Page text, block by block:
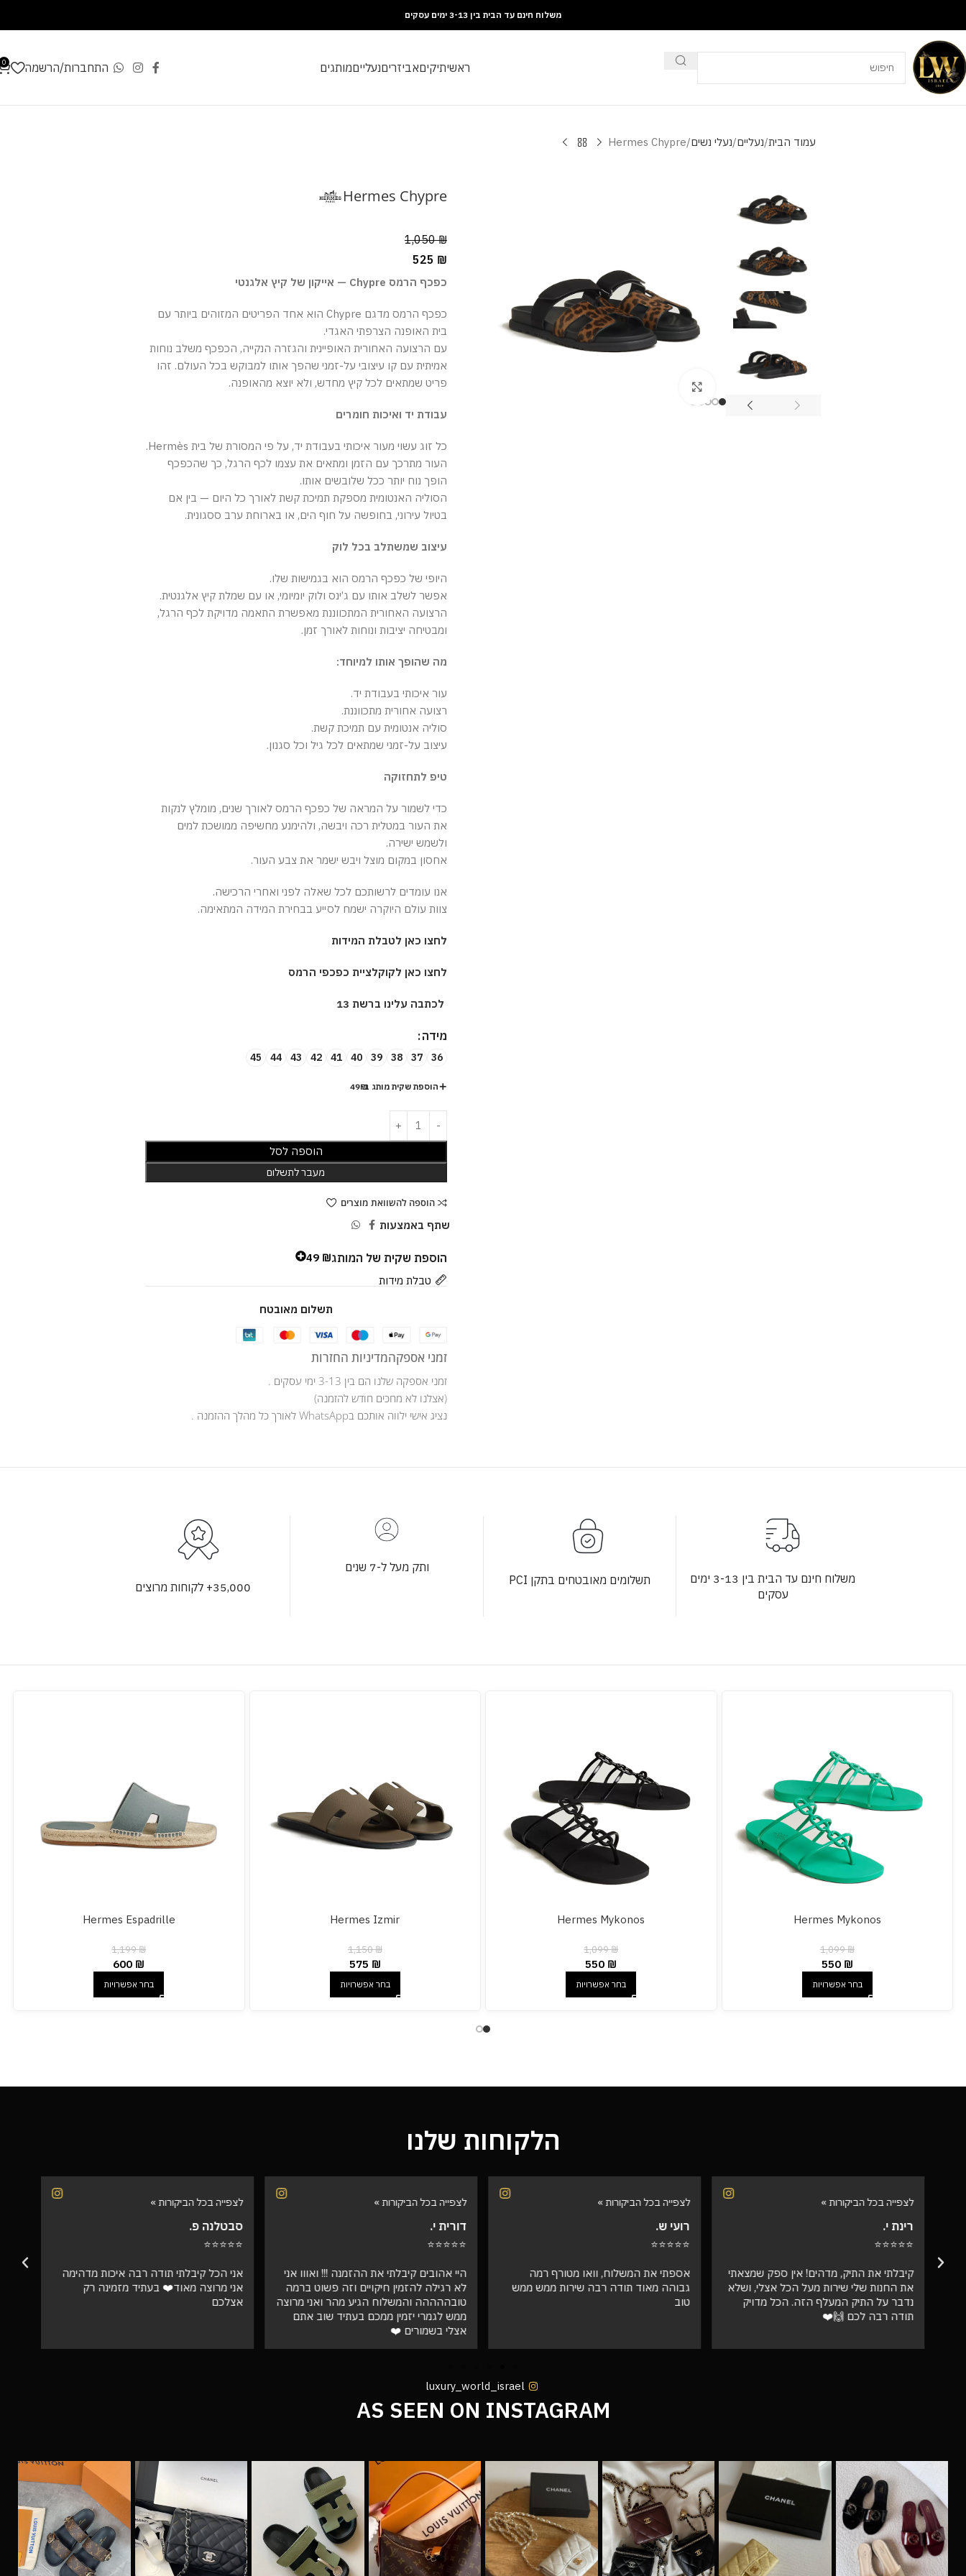
משלוח חינם עד הבית בין 3-13 ימים עסקים
ראשיתיקיםאביזריםנעלייםמותגים התחברות/הרשמה 0
עמוד הבית נעליים נעלי נשים Hermes Chypre
Hermes Chypre
1,050₪
525 ₪
כפכף הרמס Chypre — אייקון של קיץ אלגנטי
כפכף הרמס מדגם Chypre הוא אחד הפריטים המזוהים ביותר עם
בית האופנה הצרפתי האגדי.
עם הרצועה האחורית האופיינית והגזרה הנקייה, הכפכף משלב נוחות
אמיתית עם קו עיצובי על-זמני שהפך אותו למבוקש בכל העולם. זהו
פריט שמתאים לכל קיץ מחדש, ולא יוצא מהאופנה.
עבודת יד ואיכות חומרים
כל זוג עשוי מעור איכותי בעבודת יד, על פי המסורת של בית Hermès.
העור מתרכך עם הזמן ומתאים את עצמו לכף הרגל, כך שהכפכף
הופך נוח יותר ככל שלובשים אותו.
הסוליה האנטומית מספקת תמיכת קשת לאורך כל היום — בין אם
בטיול עירוני, בחופשה על חוף הים, או בארוחת ערב ססגונית.
עיצוב שמשתלב בכל לוק
היופי של כפכף הרמס הוא בגמישות שלו.
אפשר לשלב אותו עם ג’ינס ולוק יומיומי, או עם שמלת קיץ אלגנטית.
הרצועה האחורית המתכווננת מאפשרת התאמה מדויקת לכף הרגל,
ומבטיחה יציבות ונוחות לאורך זמן.
מה שהופך אותו למיוחד:
עור איכותי בעבודת יד.
רצועה אחורית מתכווננת.
סוליה אנטומית עם תמיכת קשת.
עיצוב על-זמני שמתאים לכל גיל וכל סגנון.
טיפ לתחזוקה
כדי לשמור על המראה של כפכף הרמס לאורך שנים, מומלץ לנקות
את העור במטלית רכה ויבשה, ולהימנע מחשיפה ממושכת למים
ולשמש ישירה.
אחסון במקום מוצל ויבש ישמר את צבע העור.
אנו עומדים לרשותכם לכל שאלה לפני ואחרי הרכישה.
צוות עולם היוקרה ישמח לסייע בבחירת המידה המתאימה.
לחצו כאן לטבלת המידות
לחצו כאן לקוקלציית כפכפי הרמס
לכתבה עלינו ברשת 13
מידה
36
37
38
39
40
41
42
43
44
45
הוספת שקית מותג ב-49₪
הוספה לסל
מעבר לתשלום
הוספה להשוואת מוצרים
שתף באמצעות
הוספת שקית של המותג 49 ₪
טבלת מידות
תשלום מאובטח
זמני אספקהמדיניות החזרות
זמני אספקה שלנו הם בין 3-13 ימי עסקים .
(אצלנו לא מחכים חודש להזמנה)
נציג אישי ילווה אותכם בWhatsApp לאורך כל מהלך ההזמנה .
משלוח חינם עד הבית בין 3-13 ימים
עסקים
תשלומים מאובטחים בתקן PCI
ותק מעל ל-7 שנים
35,000+ לקוחות מרוצים
Hermes Mykonos
1,099₪
550 ₪
בחר אפשרויות
Hermes Mykonos
1,099₪
550 ₪
בחר אפשרויות
Hermes Izmir
1,150₪
575 ₪
בחר אפשרויות
Hermes Espadrille
1,199₪
600 ₪
בחר אפשרויות
הלקוחות שלנו
לצפייה בכל הביקורות »
רינת י.
⭐⭐⭐⭐⭐
קיבלתי את התיק, מדהים! אין ספק שמצאתי
את החנות שלי שירות מעל הכל אצלי, ושלא
נדבר על התיק המעלף הזה. הכל מדויק
תודה רבה לכם 🙌❤️
לצפייה בכל הביקורות »
רועי ש.
⭐⭐⭐⭐⭐
אספתי את המשלוח, וואו מטורף רמה
גבוהה מאוד תודה רבה שירות ממש ממש
טוב
לצפייה בכל הביקורות »
דורית י.
⭐⭐⭐⭐⭐
היי אהובים קיבלתי את ההזמנה !!! ואווו אני
לא רגילה להזמין חיקויים וזה פשוט ברמה
טובההההה והמשלוח הגיע מהר ואני מרוצה
ממש לגמרי יזמין ממכם בעתיד שוב אתם
אצלי בשמורים ❤️
לצפייה בכל הביקורות »
סבטלנה פ.
⭐⭐⭐⭐⭐
אני הכל קיבלתי תודה רבה איכות מדהימה
אני מרוצה מאוד❤️ בעתיד מזמינה רק
אצלכם
luxury_world_israel
AS SEEN ON INSTAGRAM